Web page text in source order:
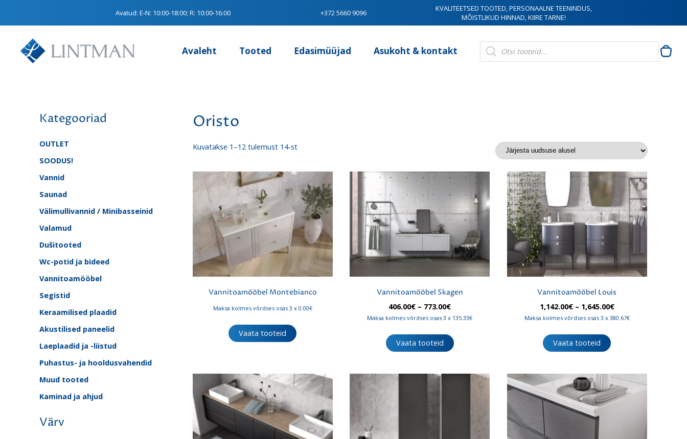
Avatud:E-N: 10:00-18:00; R: 10:00-16:00 +372 5660 9096
KVALITEETSED TOOTED, PERSONAALNE TEENINDUS,
MÕISTLIKUD HINNAD, KIIRE TARNE!
Avaleht Tooted Edasimüüjad Asukoht & kontakt
Products
search
Kategooriad
OUTLET
SOODUS!
Vannid
Saunad
Välimullivannid / Minibasseinid
Valamud
Dušitooted
Wc-potid ja bideed
Vannitoamööbel
Segistid
Keraamilised plaadid
Akustilised paneelid
Laeplaadid ja -liistud
Puhastus- ja hooldusvahendid
Muud tooted
Kaminad ja ahjud
Värv
Oristo
Kuvatakse 1–12 tulemust 14-stSorditud
Vannitoamööbel Montebianco
Maksa kolmes võrdses osas 3 x 0.00€
Vaata tooteid
Vannitoamööbel Skagen
406.00€ – 773.00€Hinnavahemik:
406.00€
773.00€
Maksa kolmes võrdses osas 3 x 135.33€
Vaata tooteid
Vannitoamööbel Louis
1,142.00€ – 1,645.00€Hinnavahemik:
1,142.00€
Maksa kolmes võrdses osas 3 x 380.67€
Vaata tooteid